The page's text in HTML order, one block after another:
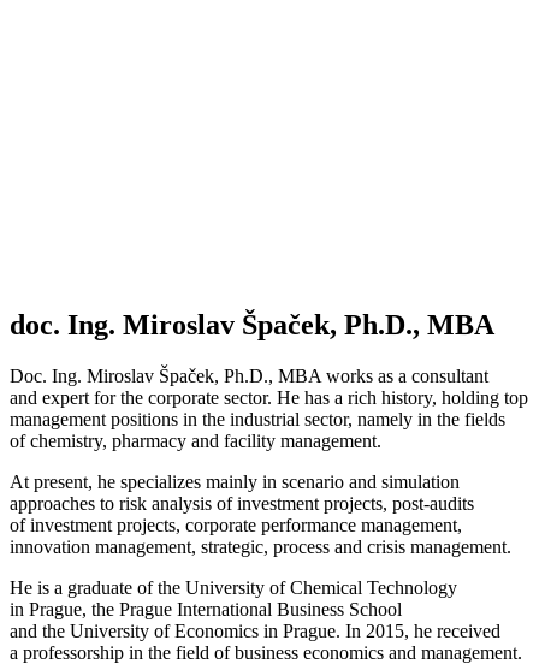
doc. Ing. Miroslav Špaček, Ph.D., MBA
Doc. Ing. Miroslav Špaček, Ph.D., MBA works as a consultant
and expert for the corporate sector. He has a rich history, holding top
management positions in the industrial sector, namely in the fields
of chemistry, pharmacy and facility management.
At present, he specializes mainly in scenario and simulation
approaches to risk analysis of investment projects, post-audits
of investment projects, corporate performance management,
innovation management, strategic, process and crisis management.
He is a graduate of the University of Chemical Technology
in Prague, the Prague International Business School
and the University of Economics in Prague. In 2015, he received
a professorship in the field of business economics and management.